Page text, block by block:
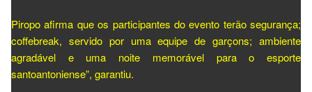
Piropo afirma que os participantes do evento terão segurança;
coffebreak, servido por uma equipe de garçons; ambiente
agradável e uma noite memorável para o esporte
santoantoniense”, garantiu.